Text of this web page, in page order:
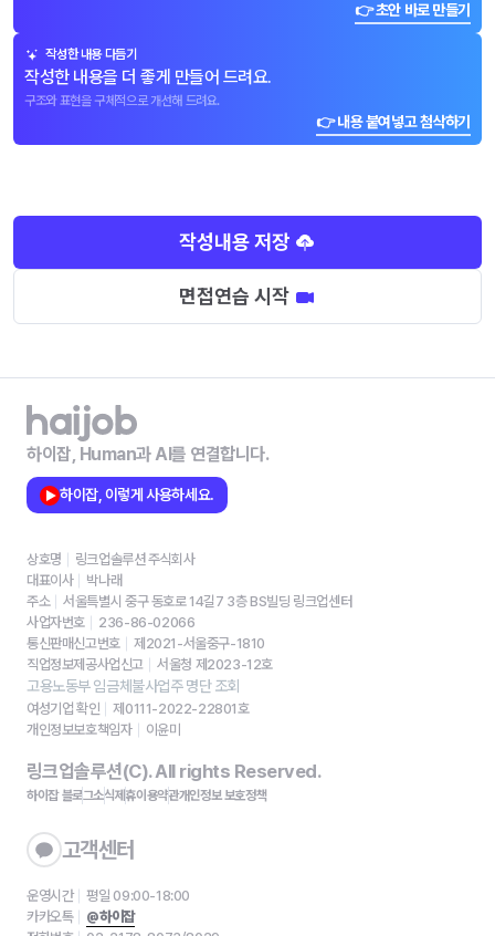
👉 초안 바로 만들기
작성한 내용 다듬기
작성한 내용을 더 좋게 만들어 드려요.
구조와 표현을 구체적으로 개선해 드려요.
👉 내용 붙여넣고 첨삭하기
작성내용 저장
면접연습 시작
하이잡, Human과 AI를 연결합니다.
하이잡, 이렇게 사용하세요.
상호명
링크업솔루션 주식회사
대표이사
박나래
주소
서울특별시 중구 동호로 14길7 3층 BS빌딩 링크업센터
사업자번호
236-86-02066
통신판매신고번호
제2021-서울중구-1810
직업정보제공사업신고
서울청 제2023-12호
고용노동부 임금체불사업주 명단 조회
여성기업 확인
제0111-2022-22801호
개인정보보호책임자
이윤미
링크업솔루션(C). All rights Reserved.
하이잡 블로그소식제휴이용약관개인정보 보호정책
고객센터
운영시간
평일 09:00-18:00
카카오톡
@하이잡